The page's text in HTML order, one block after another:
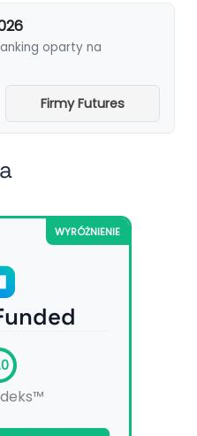
oparty na
Firmy Futures
WYRÓŻNIENIE